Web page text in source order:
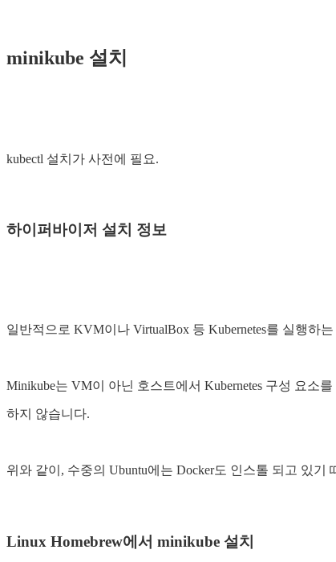
minikube 설치
kubectl 설치가 사전에 필요.
하이퍼바이저 설치 정보
일반적으로 KVM이나 VirtualBox 등 Kubernetes를 실행하
Minikube는 VM이 ​​아닌 호스트에서 Kubernetes 구성 요소
하지 않습니다.
위와 같이, 수중의 Ubuntu에는 Docker도 인스톨 되고 있
Linux Homebrew에서 minikube 설치